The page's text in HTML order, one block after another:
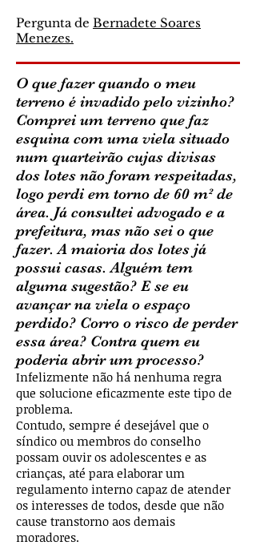
Pergunta de Bernadete Soares
Menezes.
O que fazer quando o meu
terreno é invadido pelo vizinho?
Comprei um terreno que faz
esquina com uma viela situado
num quarteirão cujas divisas
dos lotes não foram respeitadas,
logo perdi em torno de 60 m² de
área. Já consultei advogado e a
prefeitura, mas não sei o que
fazer. A maioria dos lotes já
possui casas. Alguém tem
alguma sugestão? E se eu
avançar na viela o espaço
perdido? Corro o risco de perder
essa área? Contra quem eu
poderia abrir um processo?
Infelizmente não há nenhuma regra
que solucione eficazmente este tipo de
problema.
Contudo, sempre é desejável que o
síndico ou membros do conselho
possam ouvir os adolescentes e as
crianças, até para elaborar um
regulamento interno capaz de atender
os interesses de todos, desde que não
cause transtorno aos demais
moradores.